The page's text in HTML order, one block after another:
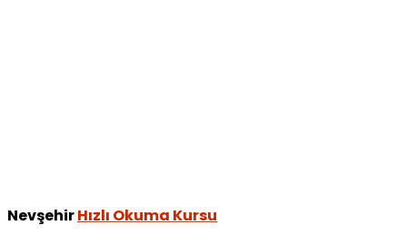
Nevşehir Hızlı Okuma Kursu